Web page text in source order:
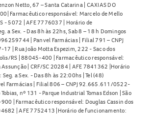
Netto, 67 – Santa Catarina | CAXIAS DO
Farmacêutico responsável: Marcelo de Mello
- 5072 | AFE 7776037 | Horário de
a Sex. - Das 8h às 22hs, Sab 8 – 18 h Domingos
| Panvel Farmácias | Filial 791 – CNPJ
| Rua João Motta Espezim, 222 - Saco dos
RS | 88045-400 | Farmacêutico responsável:
Assunção | CRF/SC 20284 | AFE 7841362 |Horário
a Sex. - Das 8h às 22:00hs | Tel (48)
Farmácias | Filial 806 – CNPJ 92.665.611/0522-
nº 131 - Parque Industrial Tomas Edson | São
| Farmacêutico responsável: Douglas Cassin dos
| AFE 7752413 |Horário de funcionamento: